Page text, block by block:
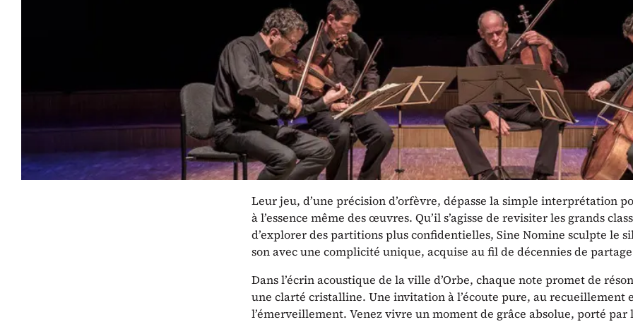
d’Orbe. C’est un honneur immense pour In
d’accueillir l’ensemble lausannois Sine
formation dont le nom seul évoque l’exigence
beauté absolue.
Reconnus sur les plus grandes scènes internationales, ces musiciens
nous font le privilège d’une escale à Orbe pour une soirée placée sous
l’harmonie parfaite.
Leur jeu, d’une précision d’orfèvre, dépasse la simple interprétation
à l’essence même des œuvres. Qu’il s’agisse de revisiter les grands
d’explorer des partitions plus confidentielles, Sine Nomine sculpte le
son avec une complicité unique, acquise au fil de décennies de
Dans l’écrin acoustique de la ville d’Orbe, chaque note promet de
une clarté cristalline. Une invitation à l’écoute pure, au recueillement
l’émerveillement. Venez vivre un moment de grâce absolue, porté par